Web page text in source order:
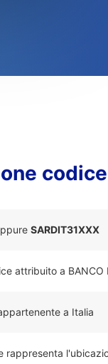
codice
SARDIT31XXX
attribuito a BANCO
a Italia
rappresenta